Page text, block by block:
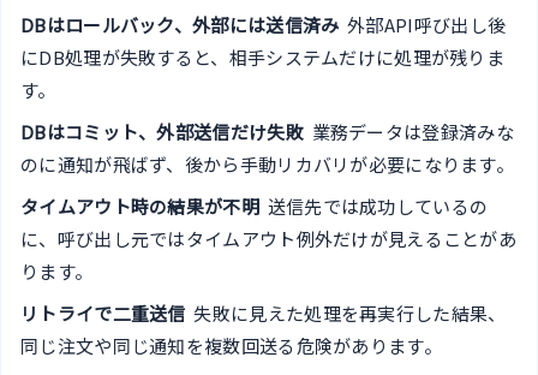
DBはロールバック、外部には送信済み 外部API呼び出し後
にDB処理が失敗すると、相手システムだけに処理が残りま
す。
DBはコミット、外部送信だけ失敗 業務データは登録済みな
のに通知が飛ばず、後から手動リカバリが必要になります。
タイムアウト時の結果が不明 送信先では成功しているの
に、呼び出し元ではタイムアウト例外だけが見えることがあ
ります。
リトライで二重送信 失敗に見えた処理を再実行した結果、
同じ注文や同じ通知を複数回送る危険があります。